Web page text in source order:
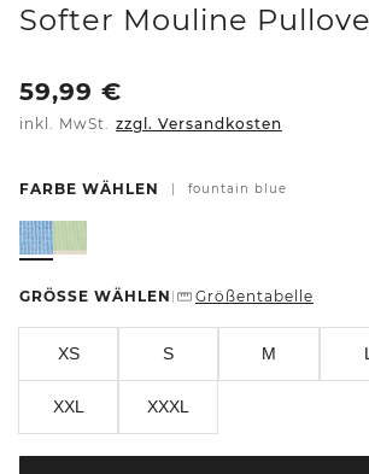
Softer Mouline
59,99 €
inkl. MwSt. zzgl. Versandkosten
FARBE WÄHLEN fountain blue
GRÖSSE WÄHLEN Größentabelle
XS S M L
XXL XXXL